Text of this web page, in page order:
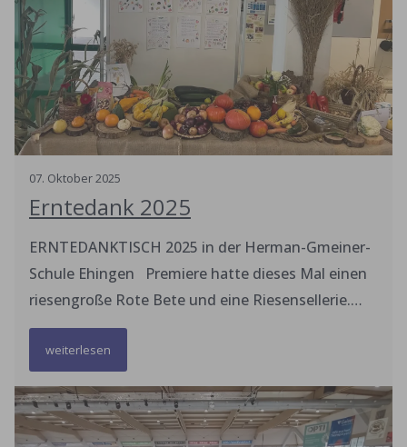
07. Oktober2025
Erntedank 2025
ERNTEDANKTISCH 2025 in der Herman-Gmeiner-
Schule Ehingen Premiere hatte dieses Mal einen
riesengroße Rote Bete und eine Riesensellerie.
Auch Pfifferlinge waren das erste Mal vertreten.
Vielen Dank an die Eltern, die ihren Kindern so
weiterlesen